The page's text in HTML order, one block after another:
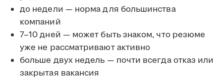
до недели — норма для большинства
компаний
7–10 дней — может быть знаком, что резюме
уже не рассматривают активно
больше двух недель — почти всегда отказ или
закрытая вакансия